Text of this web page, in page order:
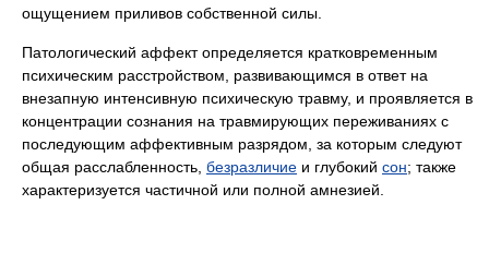
ощущением приливов собственной силы.
Патологический аффект определяется кратковременным
психическим расстройством, развивающимся в ответ на
внезапную интенсивную психическую травму, и проявляется в
концентрации сознания на травмирующих переживаниях с
последующим аффективным разрядом, за которым следуют
общая расслабленность, безразличие и глубокий сон; также
характеризуется частичной или полной амнезией.